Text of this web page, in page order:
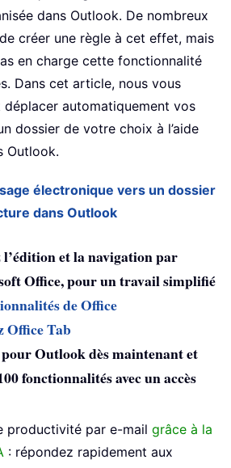
dans Outlook. De nombreux
créer une règle à cet effet, mais
en charge cette fonctionnalité
Dans cet article, nous vous
automatiquement vos
dossier de votre choix à l’aide
Outlook.
électronique vers un dossier
dans Outlook
et la navigation par
Office, pour un travail simplifié
de Office
Office Tab
Outlook dès maintenant et
fonctionnalités avec un accès
productivité par e-mail grâce à la
: répondez rapidement aux